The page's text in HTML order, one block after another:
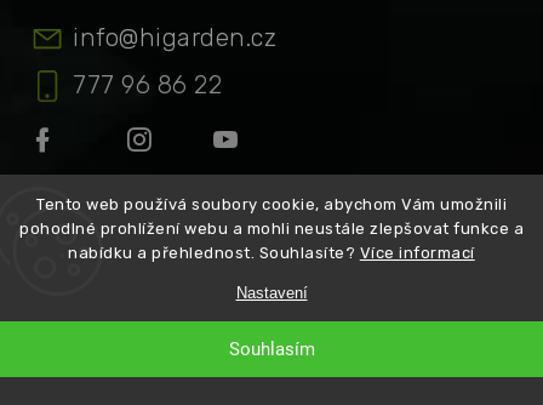
Tento web používá soubory cookie, abychom Vám umožnili
pohodlné prohlížení webu a mohli neustále zlepšovat funkce a
nabídku a přehlednost. Souhlasíte? Více informací
Nastavení
Souhlasím
info@higarden.cz
777 96 86 22
Informace o nákupu
Vrácení zboží a reklamace